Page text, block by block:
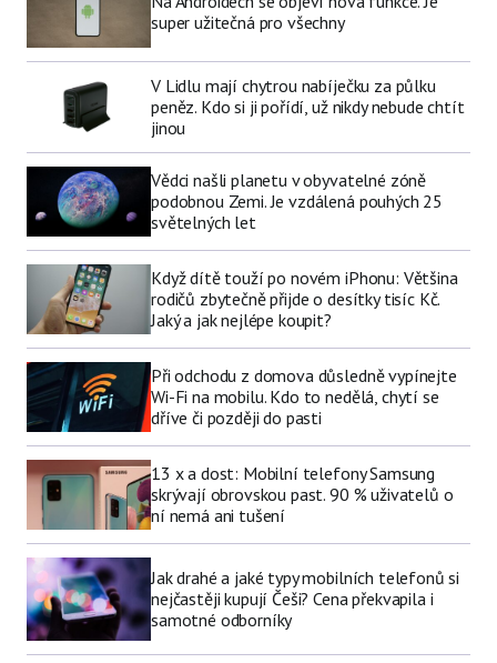
super užitečná pro všechny
V Lidlu mají chytrou nabíječku za půlku
peněz. Kdo si ji pořídí, už nikdy nebude chtít
jinou
Vědci našli planetu v obyvatelné zóně
podobnou Zemi. Je vzdálená pouhých 25
světelných let
Když dítě touží po novém iPhonu: Většina
rodičů zbytečně přijde o desítky tisíc Kč.
Jaký a jak nejlépe koupit?
Při odchodu z domova důsledně vypínejte
Wi-Fi na mobilu. Kdo to nedělá, chytí se
dříve či později do pasti
13 x a dost: Mobilní telefony Samsung
skrývají obrovskou past. 90 % uživatelů o
ní nemá ani tušení
Jak drahé a jaké typy mobilních telefonů si
nejčastěji kupují Češi? Cena překvapila i
samotné odborníky